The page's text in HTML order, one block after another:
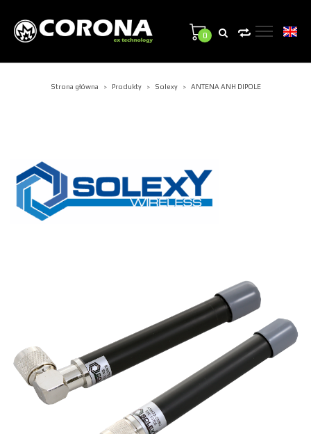
0
Strona główna > Produkty > Solexy > ANTENA ANH DIPOLE